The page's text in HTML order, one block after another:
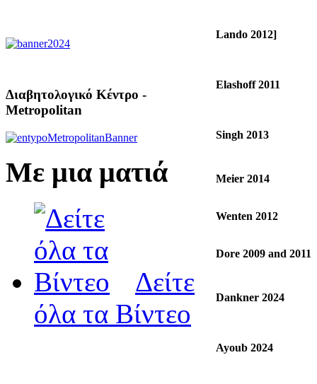
Lando 2012]
Elashoff 2011
Singh 2013
Meier 2014
Wenten 2012
Dore 2009 and 2011
Dankner 2024
Ayoub 2024
Διαβητολογικό Κέντρο -
Metropolitan
Με μια ματιά
Δείτε
όλα τα Βίντεο